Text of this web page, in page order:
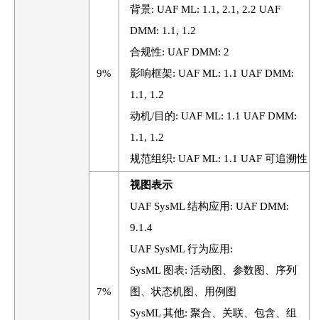
9%
背景: UAF ML: 1.1, 2.1, 2.2 UAF
DMM: 1.1, 1.2
合规性: UAF DMM: 2
影响框架: UAF ML: 1.1 UAF DMM:
1.1, 1.2
动机/目的: UAF ML: 1.1 UAF DMM:
1.1, 1.2
规范组织: UAF ML: 1.1 UAF 可追溯性
7%
视图表示
UAF SysML 结构应用: UAF DMM:
9.1.4
UAF SysML 行为应用:
SysML 图表: 活动图、参数图、序列
图、状态机图、用例图
SysML 其他: 聚合、关联、包含、组